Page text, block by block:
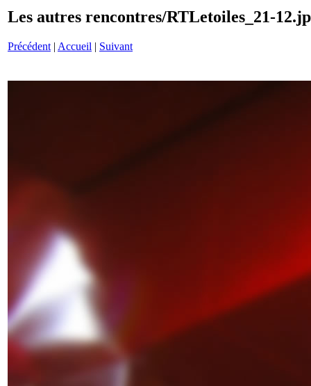
Les autres rencontres/RTLetoiles_21-
Précédent | Accueil | Suivant